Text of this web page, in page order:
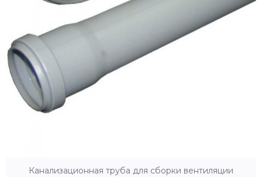
Канализационная труба для сборки вентиляции